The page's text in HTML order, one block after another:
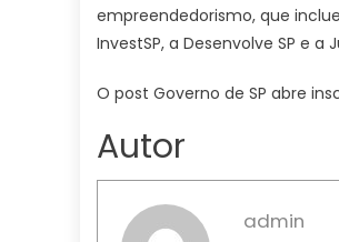
empreendedorismo, que
InvestSP, a Desenvolve SP e
O post Governo de SP abre
Autor
admin